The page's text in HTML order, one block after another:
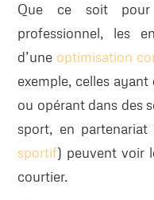
Que ce soit
professionnel, les
d’une optimisation
exemple, celles
ou opérant dans des
sport, en partenariat
sportif) peuvent voir
courtier.